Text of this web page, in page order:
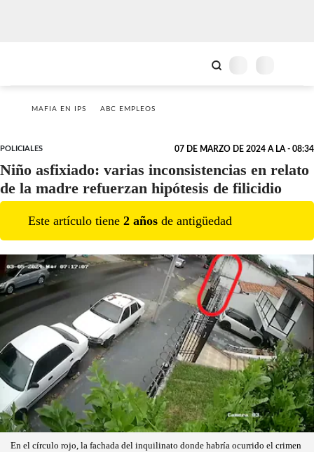
MAFIA EN IPS ABC EMPLEOS
POLICIALES 07 DE MARZO DE 2024 A LA - 08:34
Niño asfixiado: varias inconsistencias en relato
de la madre refuerzan hipótesis de filicidio
Este artículo tiene 2 años de antigüedad
En el círculo rojo, la fachada del inquilinato donde habría ocurrido el crimen